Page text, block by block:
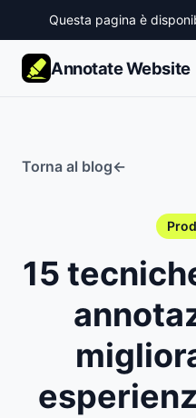
Questa pagina è
Annotate Website
Torna al blog←
15